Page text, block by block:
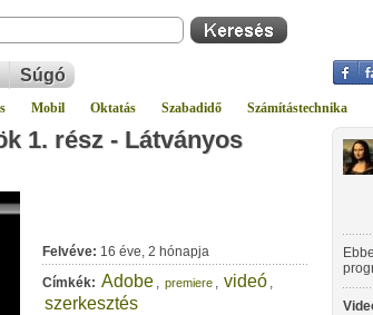
Súgó
Mobil Oktatás Szabadidő Számítástechnika
1. rész - Látványos
Felvéve: 16 éve, 2 hónapja
Címkék: Adobe , premiere , videó ,
szerkesztés
egy